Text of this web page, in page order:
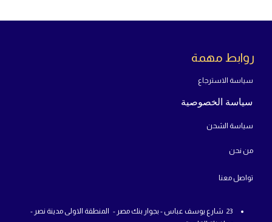
روابط مهمة
سياسة الاسترجاع
سياسة الخصوصية
سياسة الشحن
من نحن
تواص ل معنا
23 شارع يوسف عباس - بجوار بنك مصر - المنطقة الاولى مدينة نصر -